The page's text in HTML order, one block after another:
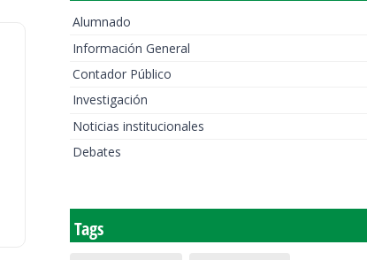
Alumnado
Información General
Contador Público
Investigación
Noticias institucionales
Debates
Tags